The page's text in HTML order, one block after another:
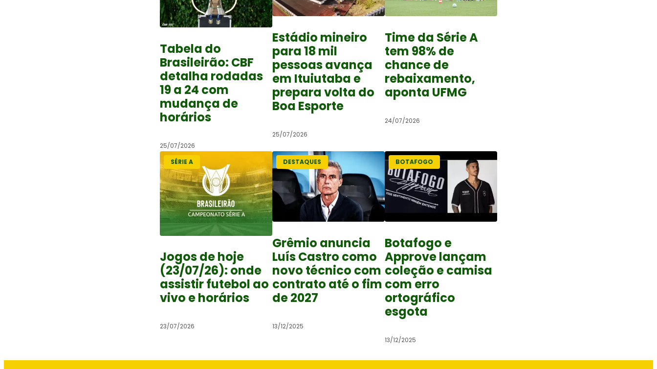
Tabela do
Brasileirão: CBF
detalha rodadas
19 a 24 com
mudança de
horários
25/07/2026
Estádio mineiro
para 18 mil
pessoas avança
em Ituiutaba e
prepara volta do
Boa Esporte
25/07/2026
Time da Série A
tem 98% de
chance de
rebaixamento,
aponta UFMG
24/07/2026
SÉRIE A
Jogos de hoje
(23/07/26): onde
assistir futebol ao
vivo e horários
23/07/2026
DESTAQUES
Grêmio anuncia
Luís Castro como
novo técnico com
contrato até o fim
de 2027
13/12/2025
BOTAFOGO
Botafogo e
Approve lançam
coleção e camisa
com erro
ortográfico
esgota
13/12/2025